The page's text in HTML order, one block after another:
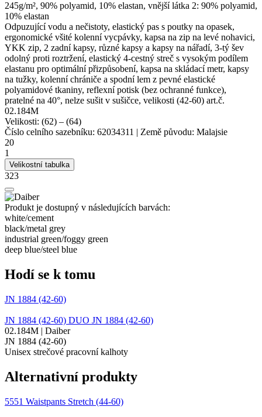
245g/m², 90% polyamid, 10% elastan, vnější látka 2: 90% polyamid,
10% elastan
Odpuzující vodu a nečistoty, elastický pas s poutky na opasek,
ergonomické všité kolenní vycpávky, kapsa na zip na levé nohavici,
YKK zip, 2 zadní kapsy, různé kapsy a kapsy na nářadí, 3-tý šev
odolný proti roztržení, elastický 4-cestný streč s vysokým podílem
elastanu pro optimální přizpůsobení, kapsa na skládací metr, kapsy
na tužky, kolenní chrániče a spodní lem z pevné elastické
polyamidové tkaniny, reflexní potisk (bez ochranné funkce),
pratelné na 40°, nelze sušit v sušičce, velikosti (42-60) art.č.
02.184M
Velikosti: (62) – (64)
Číslo celního sazebníku: 62034311 | Země původu: Malajsie
20
1
Velikostní tabulka
323
Produkt je dostupný v následujících barvách:
white/​cement
black/​metal grey
industrial green/​foggy green
deep blue/​steel blue
Hodí se k tomu
JN 1884 (42-60)
JN 1884 (42-60) DUO JN 1884 (42-60)
02.184M | Daiber
JN 1884 (42-60)
Unisex strečové pracovní kalhoty
Alternativní produkty
5551 Waistpants Stretch (44-60)